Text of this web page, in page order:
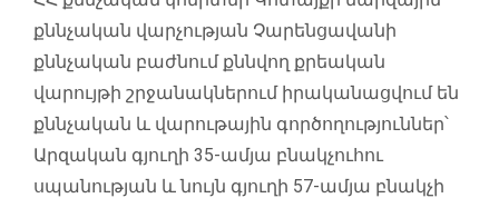
քննչական վարչության Չարենցավանի
քննչական բաժնում քննվող քրեական
վարույթի շրջանակներում իրականացվում են
քննչական և վարութային գործողություններ՝
Արզական գյուղի 35-ամյա բնակչուհու
սպանության և նույն գյուղի 57-ամյա բնակչի